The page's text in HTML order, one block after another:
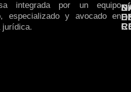
integrada por un equipo
especializado y avocado en
jurídica.